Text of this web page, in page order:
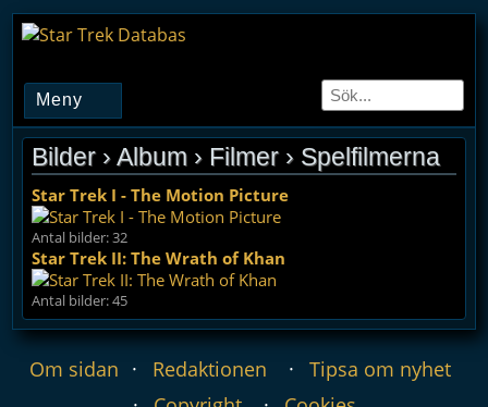
Bilder › Album › Filmer › Spelfilmerna
Star Trek I - The Motion Picture
Antal bilder: 32
Star Trek II: The Wrath of Khan
Antal bilder: 45
Meny
Om sidan Redaktionen
Tipsa om nyhet